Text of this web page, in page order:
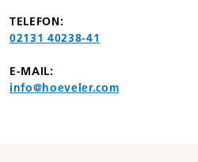
TELEFON:
02131 40238-41
E-MAIL:
info@hoeveler.com